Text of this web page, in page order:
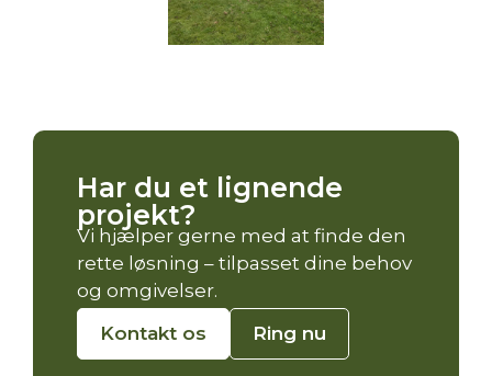
Har du et lignende
projekt?
Vi hjælper gerne med at finde den
rette løsning – tilpasset dine behov
og omgivelser.
Kontakt os
Ring nu